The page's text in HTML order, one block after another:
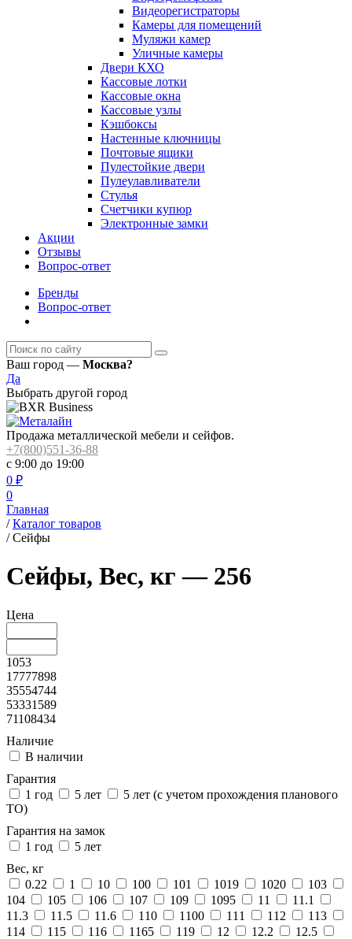
Видеорегистраторы
Камеры для помещений
Муляжи камер
Уличные камеры
Двери КХО
Кассовые лотки
Кассовые окна
Кассовые узлы
Кэшбоксы
Настенные ключницы
Почтовые ящики
Пулестойкие двери
Пулеулавливатели
Стулья
Счетчики купюр
Электронные замки
Акции
Отзывы
Вопрос-ответ
Бренды
Вопрос-ответ
Ваш город — Москва?
Да
Выбрать другой город
Продажа металлической мебели и сейфов.
+7(800)551-36-88
с 9:00 до 19:00
0 ₽
0
Главная
/ Каталог товаров
/ Сейфы
Сейфы, Вес, кг — 256
Цена
1053
17777898
35554744
53331589
71108434
Наличие
В наличии
Гарантия
1 год
5 лет
5 лет (с учетом прохождения планового
ТО)
Гарантия на замок
1 год
5 лет
Вес, кг
0.22
1 10 100 101 1019 1020
103
104
105 106 107 109 1095 11
11.1
11.3
11.5 11.6 110 1100 111 112
113
114
115 116 1165 119 12 12.2
12.5